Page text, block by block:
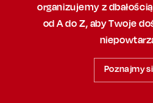
organizujemy z dbałością
od A do Z, abyTwoje
Poznajmy